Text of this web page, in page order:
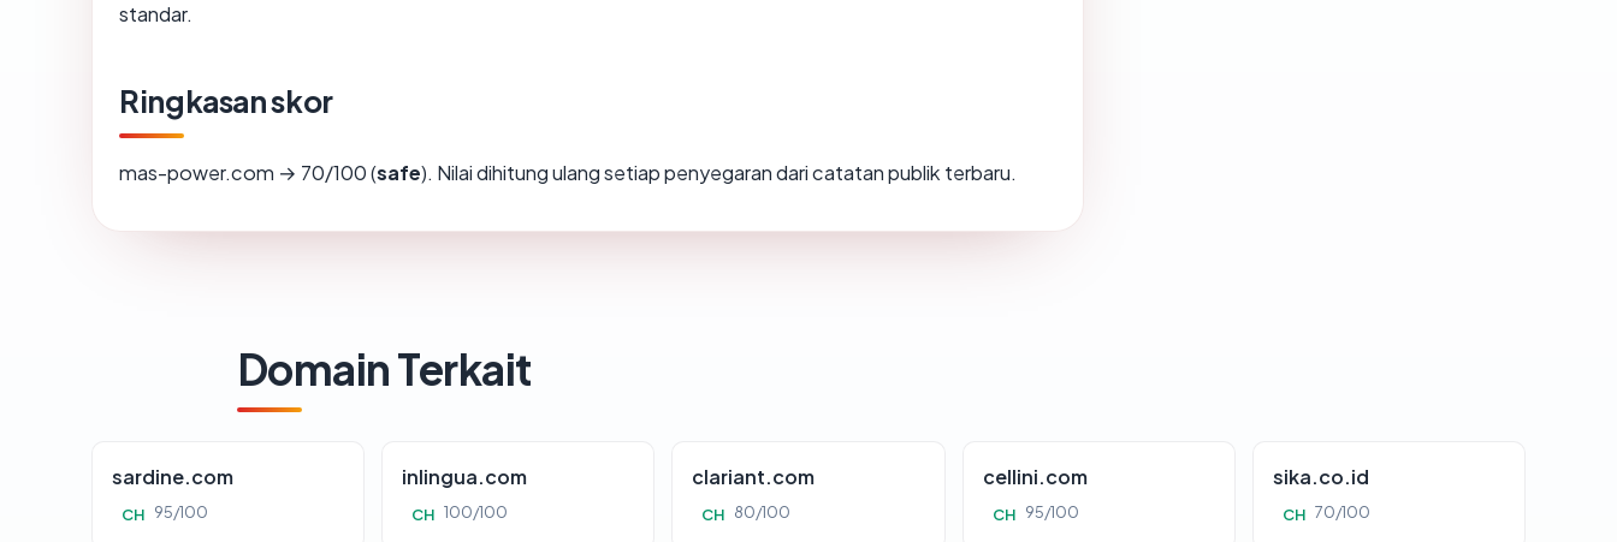
standar.
Ringkasan skor
mas-power.com → 70/100 (safe). Nilai dihitung ulang setiap penyegaran dari catatan publik terbaru.
Domain Terkait
sardine.com
CH 95/100
inlingua.com
CH 100/100
clariant.com
CH 80/100
cellini.com
CH 95/100
sika.co.id
CH 70/100